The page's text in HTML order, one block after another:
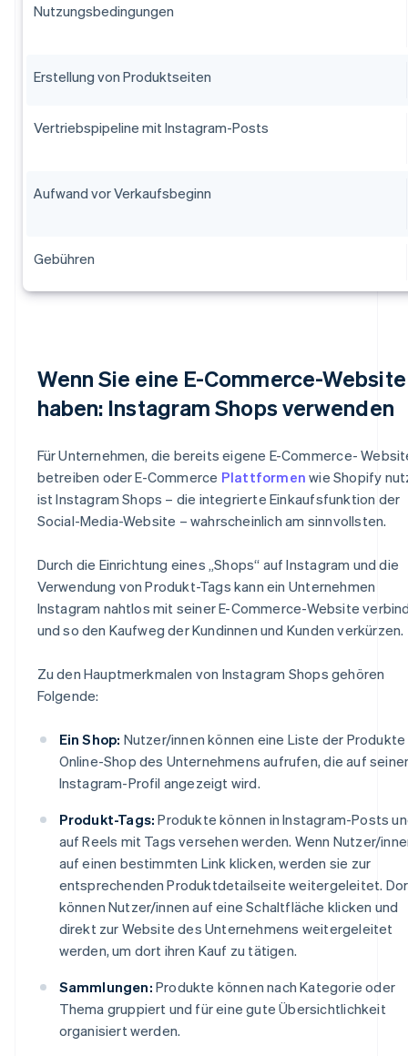
Nutzungsbedingungen
Erstellung von Produktseiten
Vertriebspipeline mit Instagram-Posts
Aufwand vor Verkaufsbeginn
Gebühren
Wenn Sie eine E-Commerce-Website
haben: Instagram Shops verwenden
Für Unternehmen, die bereits eigene E-Commerce-
betreiben oder E-Commerce Plattformen wie Shopify
ist Instagram Shops – die integrierte Einkaufsfunktion der
Social-Media-Website – wahrscheinlich am sinnvollsten.
Durch die Einrichtung eines „Shops“ auf Instagram und die
Verwendung von Produkt-Tags kann ein Unternehmen
Instagram nahtlos mit seiner E-Commerce-Website
und so den Kaufweg der Kundinnen und Kunden verkürzen.
Zu den Hauptmerkmalen von Instagram Shops gehören
Folgende:
Ein Shop: Nutzer/innen können eine Liste der Produkte
Online-Shop des Unternehmens aufrufen, die auf
Instagram-Profil angezeigt wird.
Produkt-Tags: Produkte können in Instagram-Posts
auf Reels mit Tags versehen werden. Wenn Nutzer/
auf einen bestimmten Link klicken, werden sie zur
entsprechenden Produktdetailseite weitergeleitet.
können Nutzer/innen auf eine Schaltfläche klicken und
direkt zur Website des Unternehmens weitergeleitet
werden, um dort ihren Kauf zu tätigen.
Sammlungen: Produkte können nach Kategorie oder
Thema gruppiert und für eine gute Übersichtlichkeit
organisiert werden.